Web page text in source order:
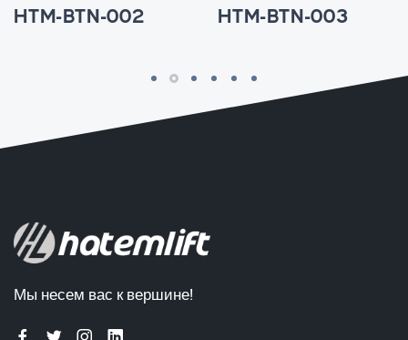
HTM-BTN-002 HTM-BTN-003
Мы несем вас к вершине!